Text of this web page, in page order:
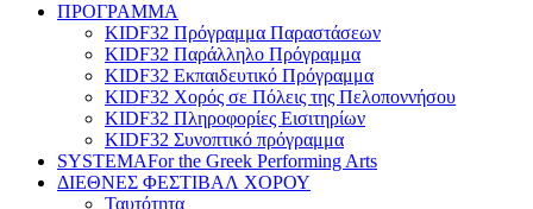
ΠΡΟΓΡΑΜΜΑ
KIDF32 Πρόγραμμα Παραστάσεων
KIDF32 Παράλληλο Πρόγραμμα
KIDF32 Εκπαιδευτικό Πρόγραμμα
KIDF32 Χορός σε Πόλεις της Πελοποννήσου
KIDF32 Πληροφορίες Εισιτηρίων
KIDF32 Συνοπτικό πρόγραμμα
SYSTEMAFor the Greek Performing Arts
ΔΙΕΘΝΕΣ ΦΕΣΤΙΒΑΛ ΧΟΡΟΥ
Ταυτότητα